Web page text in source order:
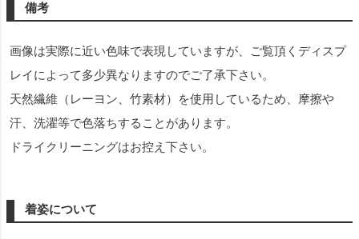
備考
画像は実際に近い色味で表現していますが、ご覧頂くディスプ
レイによって多少異なりますのでご了承下さい。
天然繊維（レーヨン、竹素材）を使用しているため、摩擦や
汗、洗濯等で色落ちすることがあります。
ドライクリーニングはお控え下さい。
着姿について